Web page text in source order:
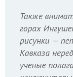
Также
горах
рисунки —
Кавказа
ученые